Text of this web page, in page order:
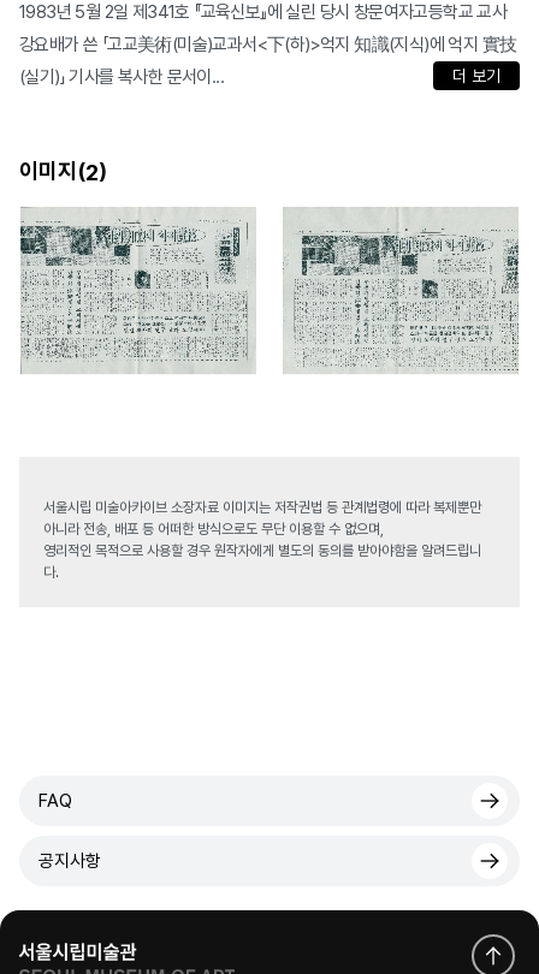
1983년 5월 2일 제341호 『교육신보』에 실린 당시 창문여자고등학교 교사
강요배가 쓴 「고교美術(미술)교과서<下(하)>억지 知識(지식)에 억지 實技
(실기)」 기사를 복사한 문서이...
더 보기
이미지(2)
서울시립 미술아카이브 소장자료 이미지는 저작권법 등 관계법령에 따라 복제뿐만
아니라 전송, 배포 등 어떠한 방식으로도 무단 이용할 수 없으며,
영리적인 목적으로 사용할 경우 원작자에게 별도의 동의를 받아야함을 알려드립니
다.
FAQ
공지사항